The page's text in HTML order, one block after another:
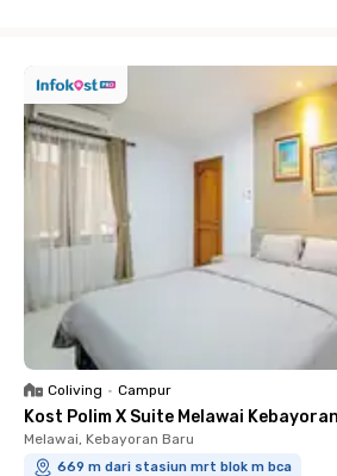
Coliving • Campur
Kost Polim X Suite Melawai
Melawai, Kebayoran Baru
669 m dari stasiun mrt blok m bca